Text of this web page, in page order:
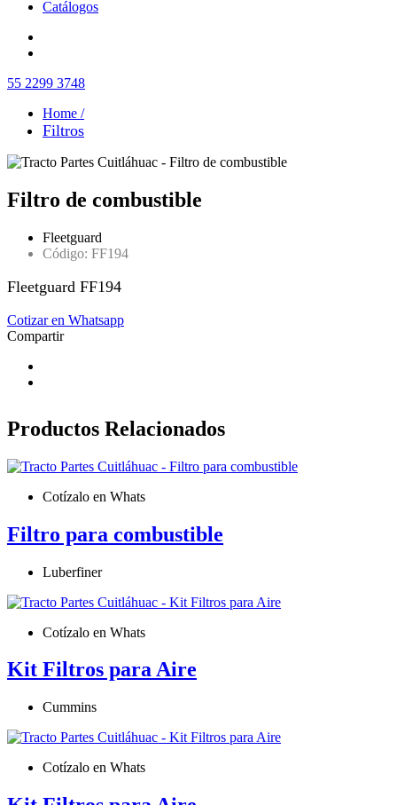
Catálogos
55 2299 3748
Home /
Filtros
Filtro de combustible
Fleetguard
Código: FF194
Fleetguard FF194
Cotizar en Whatsapp
Compartir
Productos Relacionados
Cotízalo en Whats
Filtro para combustible
Luberfiner
Cotízalo en Whats
Kit Filtros para Aire
Cummins
Cotízalo en Whats